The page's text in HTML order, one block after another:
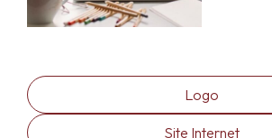
Logo
Site Internet